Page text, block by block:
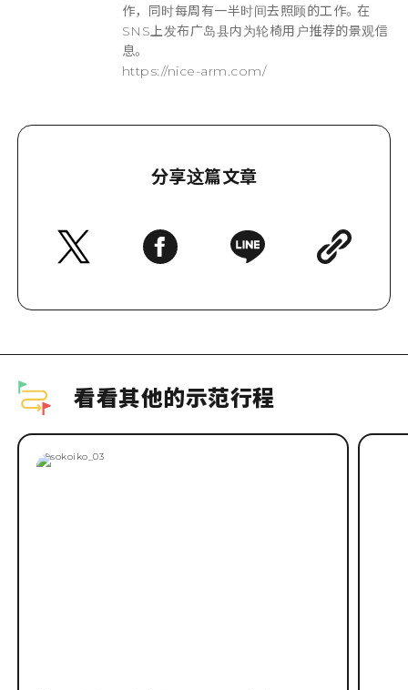
作，同时每周有一半时间去照顾的工作。在
SNS上发布广岛县内为轮椅用户推荐的景观信
息。
https://nice-arm.com/
分享这篇文章
看看其他的示范行程